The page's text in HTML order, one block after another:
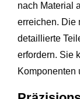
nach Material
erreichen. Die
detaillierte
erfordern. Sie
Komponenten